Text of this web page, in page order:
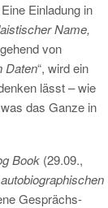
Einladung in
Name,
von
Daten“, wird ein
lässt – wie
das Ganze in
Book (29.09.,
Gesprächs-